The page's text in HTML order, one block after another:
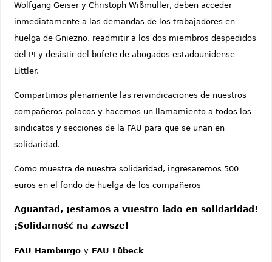
Wolfgang Geiser y Christoph Wißmüller, deben acceder
inmediatamente a las demandas de los trabajadores en
huelga de Gniezno, readmitir a los dos miembros despedidos
del PI y desistir del bufete de abogados estadounidense
Littler.
Compartimos plenamente las reivindicaciones de nuestros
compañeros polacos y hacemos un llamamiento a todos los
sindicatos y secciones de la FAU para que se unan en
solidaridad.
Como muestra de nuestra solidaridad, ingresaremos 500
euros en el fondo de huelga de los compañeros
Aguantad, ¡estamos a vuestro lado en solidaridad!
¡Solidarność na zawsze!
FAU Hamburgo yFAU Lübeck